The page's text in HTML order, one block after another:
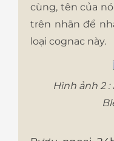
cùng, tên của
trên nhãn để
loại cognac này.
Hình ảnh 2